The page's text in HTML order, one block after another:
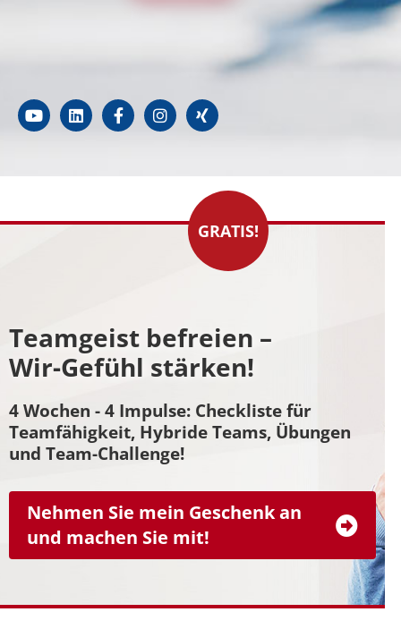
Teamgeist befreien –
Wir-Gefühl stärken!
4 Wochen - 4 Impulse: Checkliste für
Teamfähigkeit, Hybride Teams, Übungen
und Team-Challenge!
Nehmen Sie mein Geschenk an
und machen Sie mit!
GRATIS!